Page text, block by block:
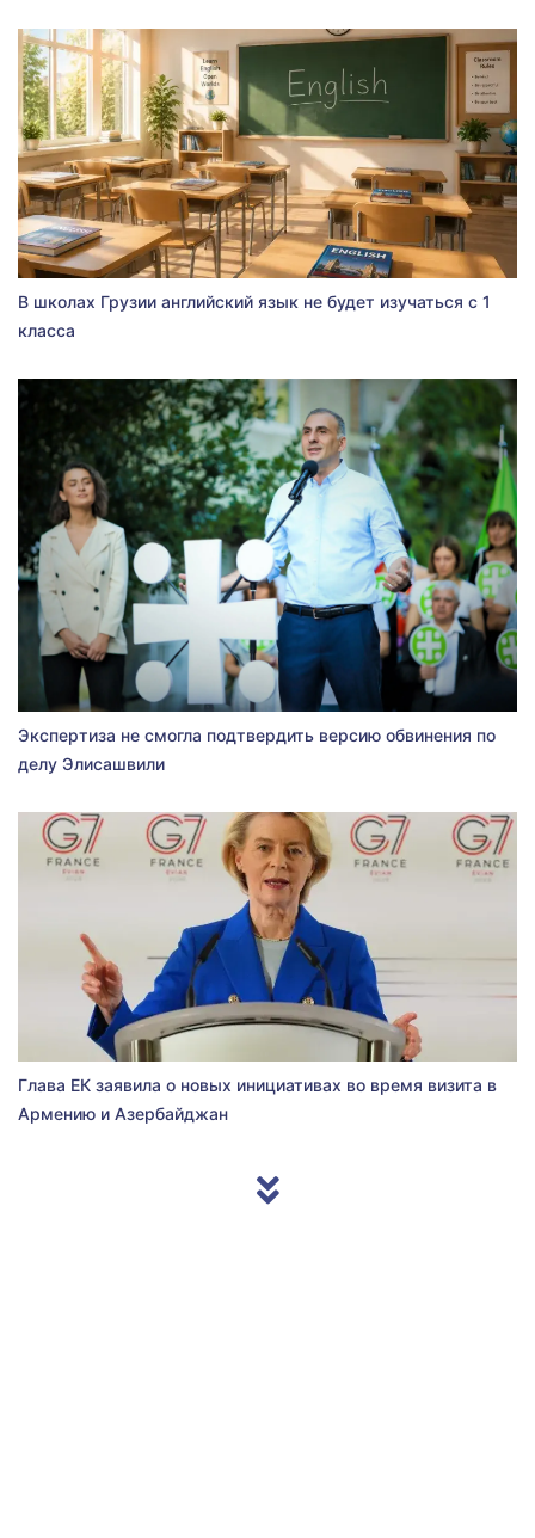
В школах Грузии английский язык не будет изучаться с 1
класса
Экспертиза не смогла подтвердить версию обвинения по
делу Элисашвили
Глава ЕК заявила о новых инициативах во время визита в
Армению и Азербайджан